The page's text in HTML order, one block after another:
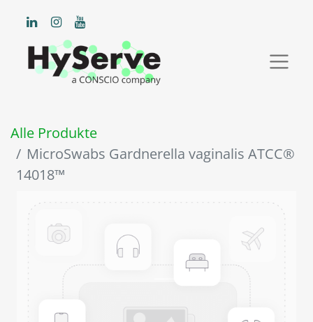
Alle Produkte
MicroSwabs Gardnerella vaginalis ATCC®
14018™